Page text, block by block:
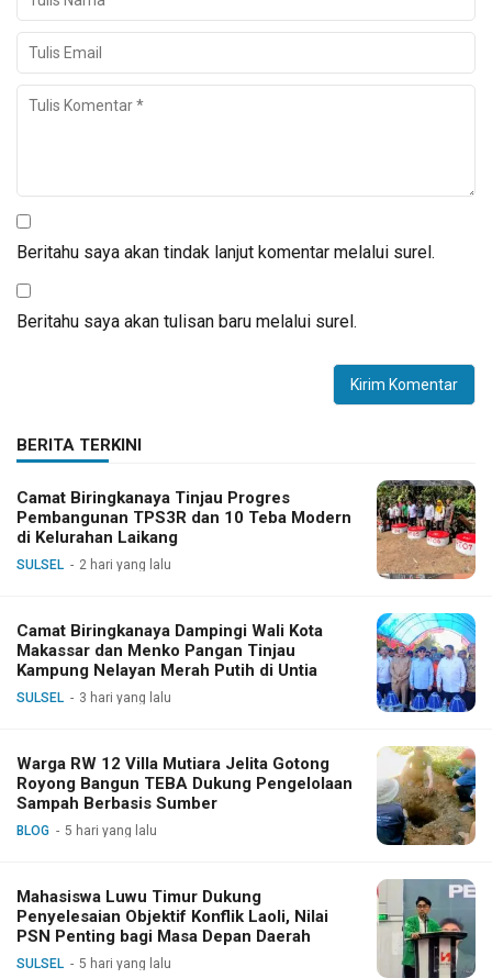
Beritahu saya akan tindak lanjut komentar melalui surel.
Beritahu saya akan tulisan baru melalui surel.
BERITA TERKINI
Camat Biringkanaya Tinjau Progres
Pembangunan TPS3R dan 10 Teba Modern
di Kelurahan Laikang
SULSEL 2 hari yang lalu
Camat Biringkanaya Dampingi Wali Kota
Makassar dan Menko Pangan Tinjau
Kampung Nelayan Merah Putih di Untia
SULSEL 3 hari yang lalu
Warga RW 12 Villa Mutiara Jelita Gotong
Royong Bangun TEBA Dukung Pengelolaan
Sampah Berbasis Sumber
BLOG 5 hari yang lalu
Mahasiswa Luwu Timur Dukung
Penyelesaian Objektif Konflik Laoli, Nilai
PSN Penting bagi Masa Depan Daerah
SULSEL 5 hari yang lalu